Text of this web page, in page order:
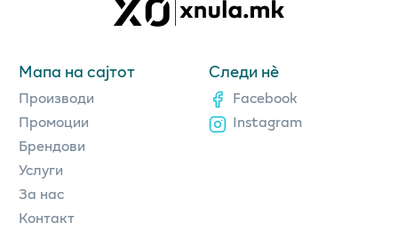
Мапа на сајтот
Производи
Промоции
Брендови
Услуги
За нас
Контакт
Следи нè
Facebook
Instagram